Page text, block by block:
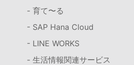
- 育て〜る
- SAP Hana Cloud
- LINE WORKS
- 生活情報関連サービス